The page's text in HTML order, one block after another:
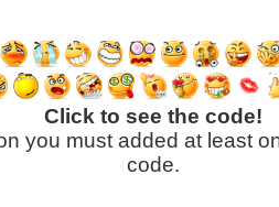
Click to see the code!
you must added at least
code.